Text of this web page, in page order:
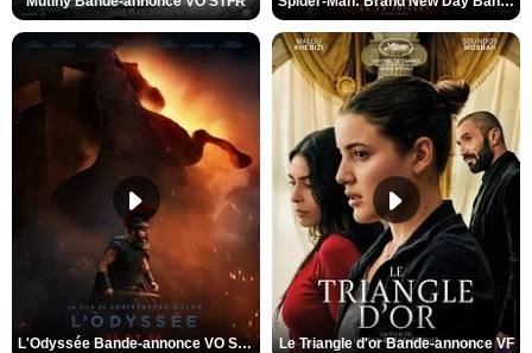
L'Odyssée Bande-annonce VO STFR Le Triangle d'or Bande-annonce VF